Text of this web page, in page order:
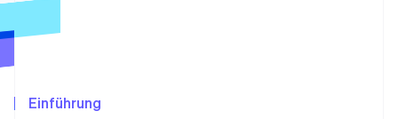
Betrugsprävention
Atlas
Einführung